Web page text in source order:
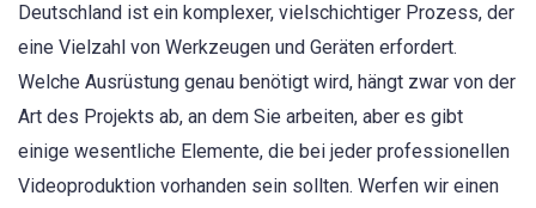
Deutschland ist ein komplexer, vielschichtiger Prozess, der
eine Vielzahl von Werkzeugen und Geräten erfordert.
Welche Ausrüstung genau benötigt wird, hängt zwar von der
Art des Projekts ab, an dem Sie arbeiten, aber es gibt
einige wesentliche Elemente, die bei jeder professionellen
Videoproduktion vorhanden sein sollten. Werfen wir einen